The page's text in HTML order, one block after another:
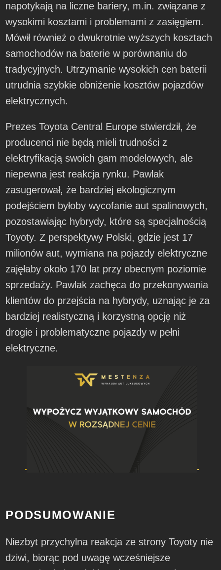
napotykają na liczne bariery, m.in. związane z
wysokimi kosztami i problemami z zasięgiem.
Mówił również o dwukrotnie wyższych kosztach
samochodów na baterie w porównaniu do
tradycyjnych. Utrzymanie wysokich cen baterii
utrudnia szybkie obniżenie kosztów pojazdów
elektrycznych.
Prezes Toyota Central Europe stwierdził, że
producenci nie będą mieli trudności z
elektryfikacją swoich gam modelowych, ale
niepewna jest reakcja rynku. Pawlak
zasugerował, że bardziej ekologicznym
podejściem byłoby wycofanie aut spalinowych,
pozostawiając hybrydy, które są specjalnością
Toyoty. Z perspektywy Polski, gdzie jest 17
milionów aut, wymiana na pojazdy elektryczne
zajęłaby około 170 lat przy obecnym poziomie
sprzedaży. Pawlak zachęca do przekonywania
klientów do przejścia na hybrydy, uznając je za
bardziej realistyczną i korzystną opcję niż
drogie i problematyczne pojazdy w pełni
elektryczne.
PODSUMOWANIE
Niezbyt przychylna reakcja ze strony Toyoty nie
dziwi, biorąc pod uwagę wcześniejsze